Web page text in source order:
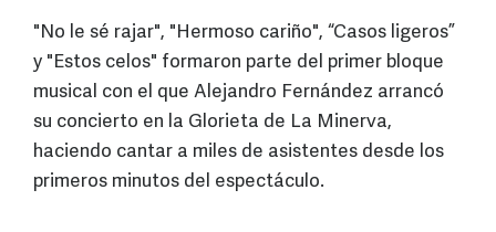
"No le sé rajar", "Hermoso cariño", “Casos ligeros”
y "Estos celos" formaron parte del primer bloque
musical con el que Alejandro Fernández arrancó
su concierto en la Glorieta de La Minerva,
haciendo cantar a miles de asistentes desde los
primeros minutos del espectáculo.